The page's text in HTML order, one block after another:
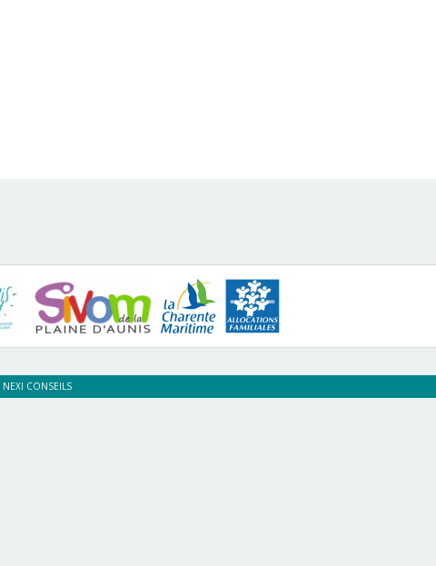
NEXI CONSEILS